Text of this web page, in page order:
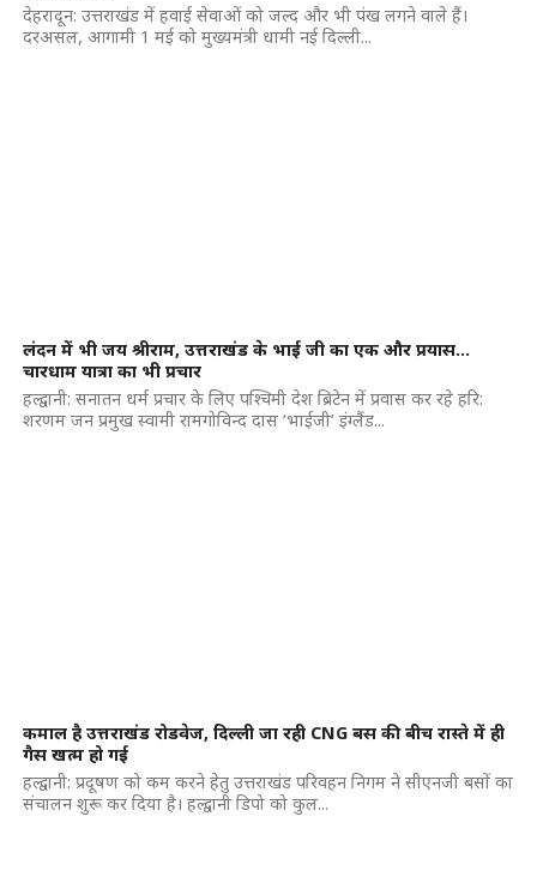
देहरादून: उत्तराखंड में हवाई सेवाओं को जल्द और भी पंख लगने वाले हैं।
दरअसल, आगामी 1 मई को मुख्यमंत्री धामी नई दिल्ली...
लंदन में भी जय श्रीराम, उत्तराखंड के भाई जी का एक और प्रयास…
चारधाम यात्रा का भी प्रचार
हल्द्वानी: सनातन धर्म प्रचार के लिए पश्चिमी देश ब्रिटेन में प्रवास कर रहे हरि:
शरणम जन प्रमुख स्वामी रामगोविन्द दास ‘भाईजी’ इंग्लैंड...
कमाल है उत्तराखंड रोडवेज, दिल्ली जा रही CNG बस की बीच रास्ते में ही
गैस खत्म हो गई
हल्द्वानी: प्रदूषण को कम करने हेतु उत्तराखंड परिवहन निगम ने सीएनजी बसों का
संचालन शुरू कर दिया है। हल्द्वानी डिपो को कुल...